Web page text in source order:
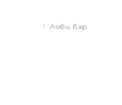
Лоби бар